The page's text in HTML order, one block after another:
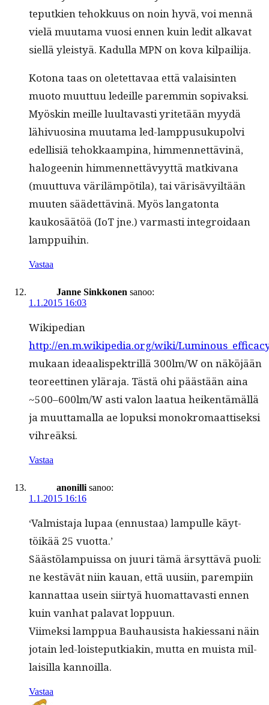
teputkien tehokku­us on noin hyvä, voi men­nä
vielä muu­ta­ma vuosi ennen kuin led­it alka­vat
siel­lä yleistyä. Kadul­la MPN on kova kilpailija.
Kotona taas on oletet­tavaa että valais­in­ten
muo­to muut­tuu ledeille parem­min sopi­vak­si.
Myöskin meille luul­tavasti yritetään myy­dä
lähivu­osi­na muu­ta­ma led-lamp­pusukupolvi
edel­lisiä tehokkaamp­ina, him­men­net­täv­inä,
halo­geenin him­men­net­tävyyt­tä matki­vana
(muut­tu­va väriläm­pöti­la), tai värisävy­iltään
muuten säädet­täv­inä. Myös lan­ga­ton­ta
kaukosäätöä (IoT jne.) var­masti inte­groidaan
lamppuihin.
Vastaa
Janne Sinkkonen sanoo:
1.1.2015 16:03
Wikipedi­an
http://en.m.wikipedia.org/wiki/
mukaan ideaal­ispek­tril­lä 300lm/W on näköjään
teo­reet­ti­nen ylära­ja. Tästä ohi päästään aina
~500–600lm/W asti val­on laat­ua heiken­tämäl­lä
ja muut­ta­mal­la ae lopuk­si monokro­maat­tisek­si
vihreäksi.
Vastaa
anonilli sanoo:
1.1.2015 16:16
‘Valmis­ta­ja lupaa (ennus­taa) lam­pulle käyt­
töikää 25 vuotta.’
Säästölam­puis­sa on juuri tämä ärsyt­tävä puoli:
ne kestävät niin kauan, että uusi­in, parem­pi­in
kan­nat­taa usein siir­tyä huo­mat­tavasti ennen
kuin van­hat palavat loppuun.
Viimek­si lamp­pua Bauhau­sista hakies­sani näin
jotain led-lois­teputki­akin, mut­ta en muista mil­
laisil­la kannoilla.
Vastaa